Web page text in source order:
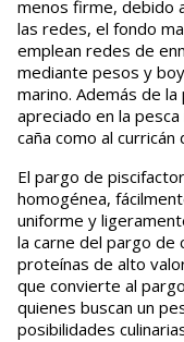
menos firme, debido
las redes, el fondo
emplean redes de
mediante pesos y
marino. Además de
apreciado en la
caña como al
El pargo de
homogénea,
uniforme y
la carne del pargo de
proteínas de alto
que convierte al
quienes buscan un
posibilidades